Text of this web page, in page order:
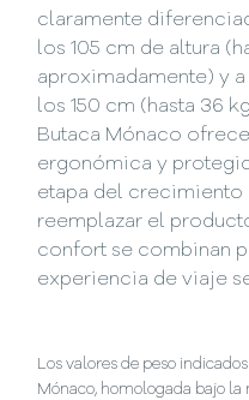
claramente
los 105 cm de altura
aproximadamente) y
los 150 cm (hasta 36
Butaca Mónaco
ergonómica y
etapa del crecimiento
reemplazar el
confort se combinan
experiencia de viaje
Los valores de peso
Mónaco, homologada bajo la